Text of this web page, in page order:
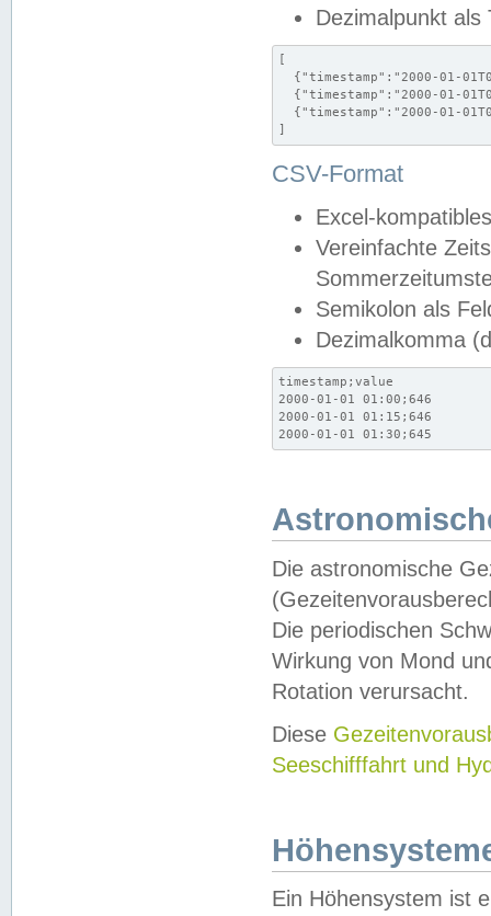
Dezimalpunkt als
[
{"timestamp":"2000-01-
{"timestamp":"2000-01-
{"timestamp":"2000-01-
]
CSV-Format
Excel-
Vereinfachte
Semikolon als
Dezimalkomma
timestamp;value
2000-01-01 01:00;646
2000-01-01 01:15;646
2000-01-01 01:30;645
Die astronomische
Die periodischen
Wirkung von Mond
Rotation verursacht.
Diese
Seeschifffahrt und
Ein Höhensystem ist